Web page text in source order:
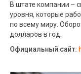
В штате компании –
уровня, которые
по всему миру.
долларов в год.
Официальный сайт: